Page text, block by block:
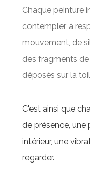
Chaque peinture
contempler, à
mouvement, de
des fragments
déposés sur la
C'est ainsi que
de présence,
intérieur, une
regarder.